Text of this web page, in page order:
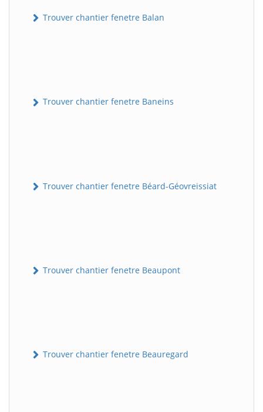
Trouver chantier fenetre Balan
Trouver chantier fenetre Baneins
Trouver chantier fenetre Béard-Géovreissiat
Trouver chantier fenetre Beaupont
Trouver chantier fenetre Beauregard